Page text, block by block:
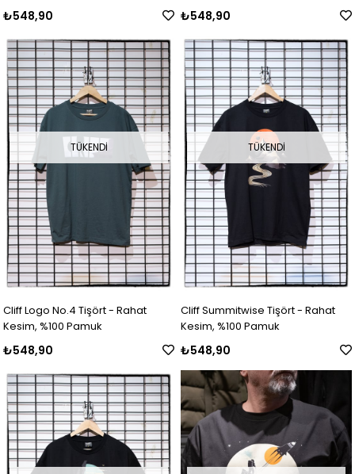
₺548,90 ₺548,90
TÜKENDI
Cliff Logo No.4 Tişört - Rahat
Kesim, %100 Pamuk
₺548,90
TÜKENDI
Cliff Summitwise Tişört - Rahat
Kesim, %100 Pamuk
₺548,90